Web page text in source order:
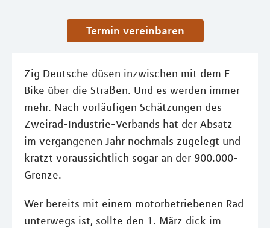
Termin vereinbaren
Zig Deutsche düsen inzwischen mit dem E-
Bike über die Straßen. Und es werden immer
mehr. Nach vorläufigen Schätzungen des
Zweirad-Industrie-Verbands hat der Absatz
im vergangenen Jahr nochmals zugelegt und
kratzt voraussichtlich sogar an der 900.000-
Grenze.
Wer bereits mit einem motorbetriebenen Rad
unterwegs ist, sollte den 1. März dick im